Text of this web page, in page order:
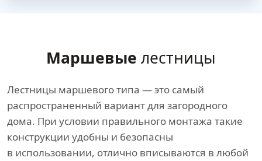
Маршевые лестницы
Лестницы маршевого типа — это самый
распространенный вариант для загородного
дома. При условии правильного монтажа такие
конструкции удобны и безопасны
в использовании, отлично вписываются в любой